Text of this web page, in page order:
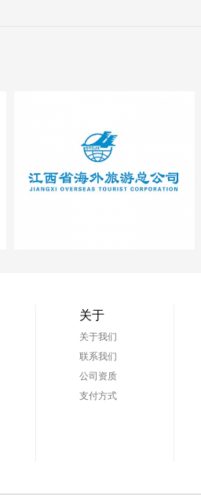
南昌禹港体育休闲有限
公司
关于
关于我们
联系我们
公司资质
支付方式